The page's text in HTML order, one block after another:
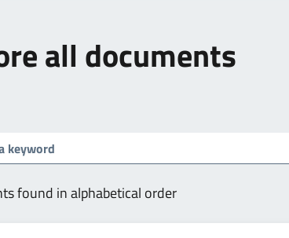
all documents
found in alphabetical order